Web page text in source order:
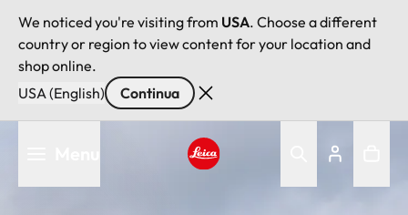
We noticed you're visiting from USA. Choose a different
country or region to view content for your location and
shop online.
USA (English)
Continua